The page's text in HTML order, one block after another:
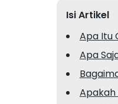
Isi Artikel
Apa Itu
Apa
Apakah